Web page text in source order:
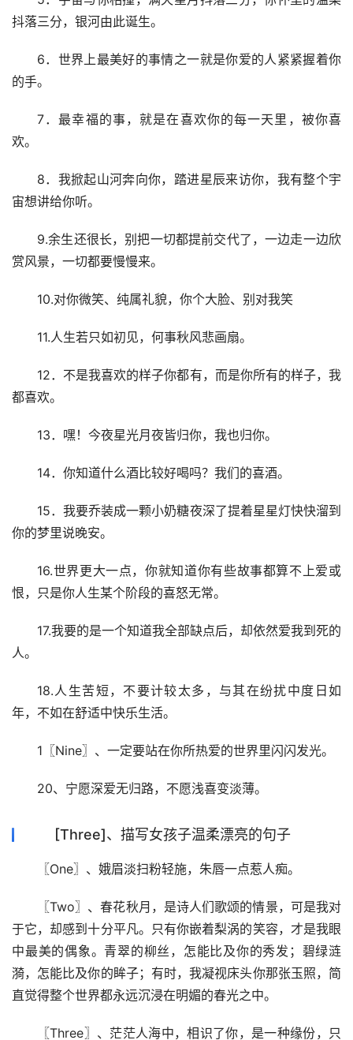
抖落三分，银河由此诞生。
6．世界上最美好的事情之一就是你爱的人紧紧握着你
的手。
7．最幸福的事，就是在喜欢你的每一天里，被你喜
欢。
8．我掀起山河奔向你，踏进星辰来访你，我有整个宇
宙想讲给你听。
9.余生还很长，别把一切都提前交代了，一边走一边欣
赏风景，一切都要慢慢来。
10.对你微笑、纯属礼貌，你个大脸、别对我笑
11.人生若只如初见，何事秋风悲画扇。
12．不是我喜欢的样子你都有，而是你所有的样子，我
都喜欢。
13．嘿！今夜星光月夜皆归你，我也归你。
14．你知道什么酒比较好喝吗？我们的喜酒。
15．我要乔装成一颗小奶糖夜深了提着星星灯快快溜到
你的梦里说晚安。
16.世界更大一点，你就知道你有些故事都算不上爱或
恨，只是你人生某个阶段的喜怒无常。
17.我要的是一个知道我全部缺点后，却依然爱我到死的
人。
18.人生苦短，不要计较太多，与其在纷扰中度日如
年，不如在舒适中快乐生活。
1〖Nine〗、一定要站在你所热爱的世界里闪闪发光。
20、宁愿深爱无归路，不愿浅喜变淡薄。
[Three]、描写女孩子温柔漂亮的句子
〖One〗、娥眉淡扫粉轻施，朱唇一点惹人痴。
〖Two〗、春花秋月，是诗人们歌颂的情景，可是我对
于它，却感到十分平凡。只有你嵌着梨涡的笑容，才是我眼
中最美的偶象。青翠的柳丝，怎能比及你的秀发；碧绿涟
漪，怎能比及你的眸子；有时，我凝视床头你那张玉照，简
直觉得整个世界都永远沉浸在明媚的春光之中。
〖Three〗、茫茫人海中，相识了你，是一种缘份，只